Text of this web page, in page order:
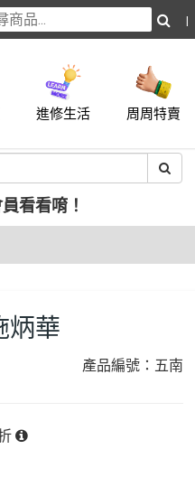
進修生活 周周特賣
看看唷！
炳華
產品編號：五南